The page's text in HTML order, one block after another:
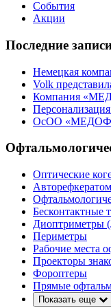
События
Акции
Последние
Немецкая
Volk
Компания
ОсОО
Оптические
Бесконтактные
Диоптриметры
Периметры
Рабочие места
Проекторы
Фороптеры
Прямые
Показать еще